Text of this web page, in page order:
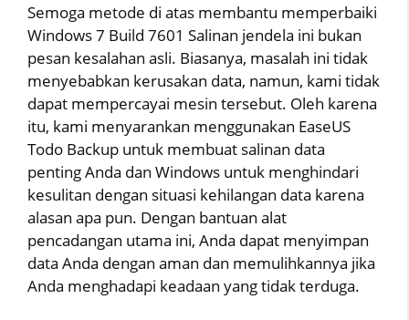
Semoga metode di atas membantu memperbaiki
Windows 7 Build 7601 Salinan jendela ini bukan
pesan kesalahan asli. Biasanya, masalah ini tidak
menyebabkan kerusakan data, namun, kami tidak
dapat mempercayai mesin tersebut. Oleh karena
itu, kami menyarankan menggunakan EaseUS
Todo Backup untuk membuat salinan data
penting Anda dan Windows untuk menghindari
kesulitan dengan situasi kehilangan data karena
alasan apa pun. Dengan bantuan alat
pencadangan utama ini, Anda dapat menyimpan
data Anda dengan aman dan memulihkannya jika
Anda menghadapi keadaan yang tidak terduga.